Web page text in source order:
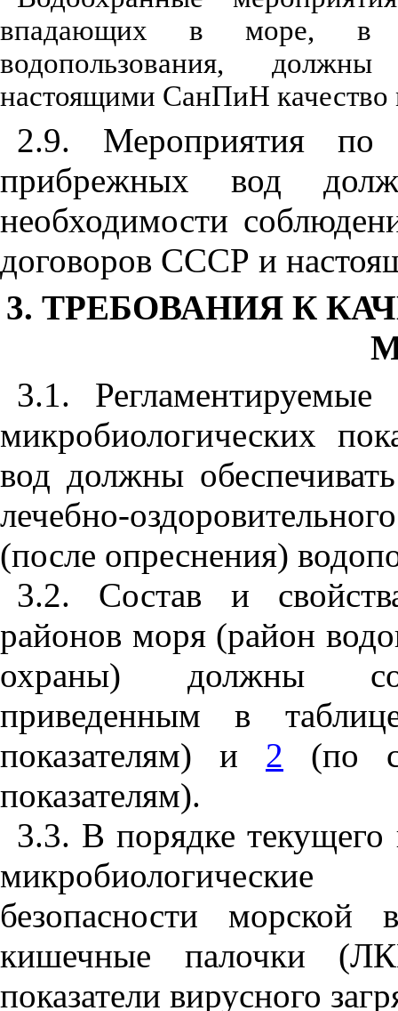
впадающих в море, в
водопользования, должны
настоящими СанПиН качество
2.9. Мероприятия по
прибрежных вод
необходимости
договоров СССР и
3. ТРЕБОВАНИЯ К
3.1.
микробиологических
вод должны
лечебно-
(после опреснения)
3.2. Состав и
районов моря (район
охраны) должны
приведенным в
показателям) и 2 (по
показателям).
3.3. В порядке текущего
микробиологические
безопасности морской
кишечные палочки
показатели вирусного